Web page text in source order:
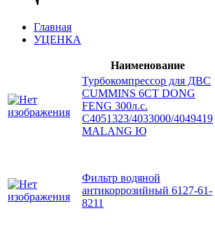
Главная
УЦЕНКА
Наименование
Турбокомпрессор для ДВС
CUMMINS 6CT DONG
FENG 300л.с.
C4051323/4033000/4049419
MALANG Ю
Фильтр водяной
антикоррозийный 6127-61-
8211